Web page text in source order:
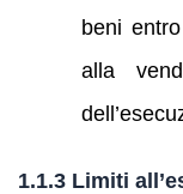
beni entro
alla
1.1.3 Limiti